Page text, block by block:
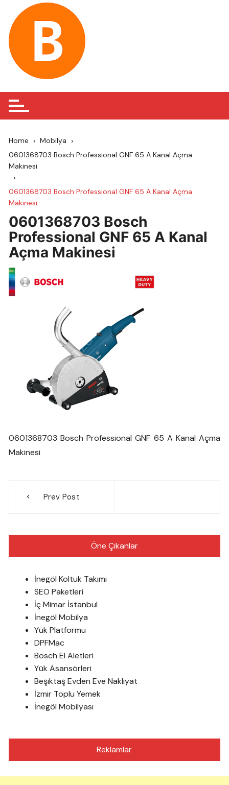
content
Home
Mobilya
0601368703 Bosch Professional GNF 65 A Kanal Açma
Makinesi
0601368703 Bosch Professional GNF 65 A Kanal Açma
Makinesi
0601368703 Bosch
Professional GNF 65 A Kanal
Açma Makinesi
0601368703 Bosch Professional GNF 65 A Kanal Açma
Makinesi
gezinmesi
Prev Post
Öne Çıkanlar
İnegöl Koltuk Takımı
SEO Paketleri
İç Mimar İstanbul
İnegöl Mobilya
Yük Platformu
DPFMac
Bosch El Aletleri
Yük Asansörleri
Beşiktaş Evden Eve Nakliyat
İzmir Toplu Yemek
İnegöl Mobilyası
Reklamlar